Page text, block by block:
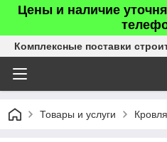
Цены и наличие
Комплексные поставки
Товары и услуги Кровля